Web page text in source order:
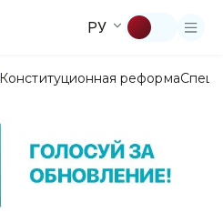
РУ
Конституционная реформа